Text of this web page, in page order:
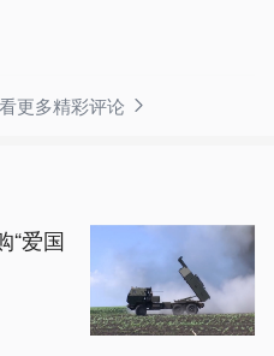
更多精彩评论
“爱国